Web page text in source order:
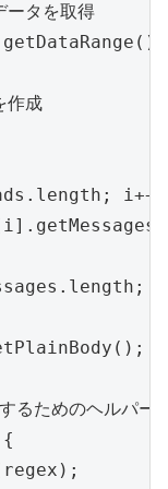
タを取得
作成
ためのヘルパー